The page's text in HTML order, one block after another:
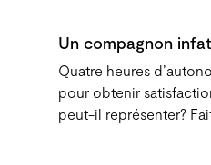
Un compagnon
Quatre heures
pour obtenir
peut-il représenter?